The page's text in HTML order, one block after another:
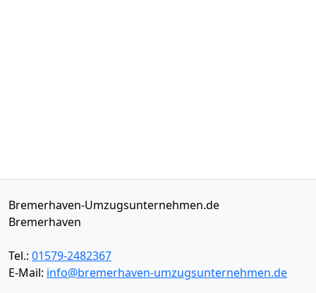
Bremerhaven-Umzugsunternehmen.de
Bremerhaven
Tel.: 01579-2482367
E-Mail: info@bremerhaven-umzugsunternehmen.de